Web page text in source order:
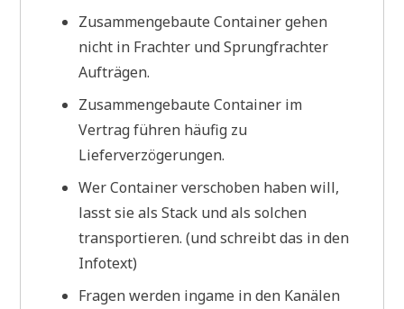
Zusammengebaute Container gehen
nicht in Frachter und Sprungfrachter
Aufträgen.
Zusammengebaute Container im
Vertrag führen häufig zu
Lieferverzögerungen.
Wer Container verschoben haben will,
lasst sie als Stack und als solchen
transportieren. (und schreibt das in den
Infotext)
Fragen werden ingame in den Kanälen